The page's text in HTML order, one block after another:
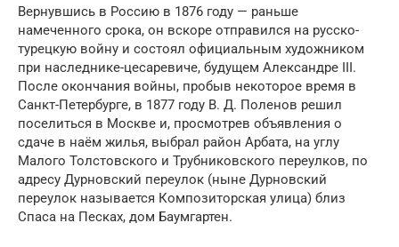
Вернувшись в Россию в 1876 году — раньше
намеченного срока, он вскоре отправился на русско-
турецкую войну и состоял официальным художником
при наследнике-цесаревиче, будущем Александре III.
После окончания войны, пробыв некоторое время в
Санкт-Петербурге, в 1877 году В. Д. Поленов решил
поселиться в Москве и, просмотрев объявления о
сдаче в наём жилья, выбрал район Арбата, на углу
Малого Толстовского и Трубниковского переулков, по
адресу Дурновский переулок (ныне Дурновский
переулок называется Композиторская улица) близ
Спаса на Песках, дом Баумгартен.